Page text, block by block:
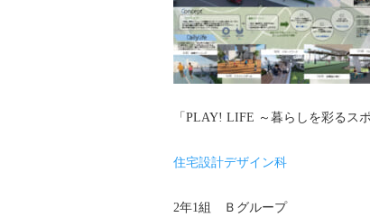
「PLAY! LIFE ～暮らしを彩るス
住宅設計デザイン科
2年1組 Ｂグループ